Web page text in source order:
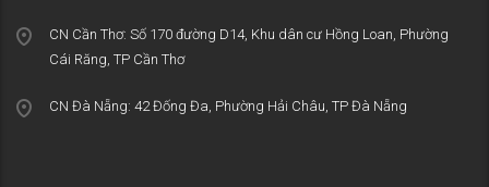
CN Cần Thơ: Số 170 đường D14, Khu dân cư Hồng Loan, Phường
Cái Răng, TP Cần Thơ
CN Đà Nẵng: 42 Đống Đa, Phường Hải Châu, TP Đà Nẵng